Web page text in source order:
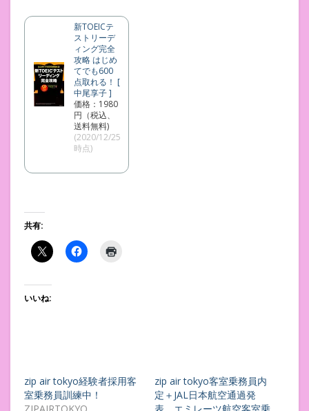
新TOEICテ
ストリーデ
ィング完全
攻略 はじめ
てでも600
点取れる！ [
中尾享子 ]
価格：1980
円（税込、
送料無料)
(2020/12/25
時点)
共有:
いいね:
zip air tokyo経験者採用客
室乗務員訓練中！
zip air tokyo客室乗務員内
定＋JAL日本航空通過発